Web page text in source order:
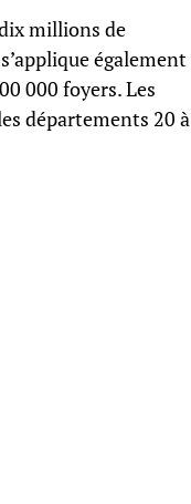
millions de
également
000 foyers. Les
départements 20 à